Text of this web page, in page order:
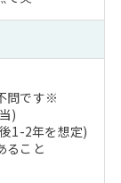
問です※
)
1-2年を想定)
ること